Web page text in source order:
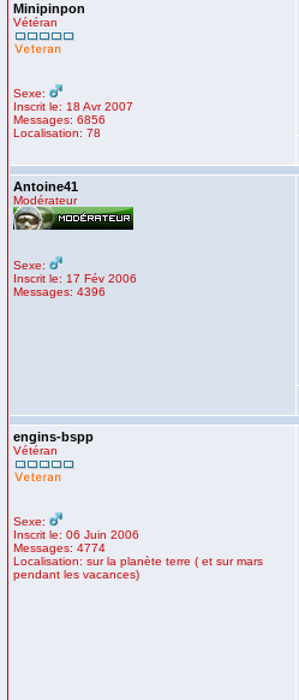
Minipinpon
Vétéran
Sexe:
Inscrit le: 18 Avr 2007
Messages: 6856
Localisation: 78
Antoine41
Modérateur
Sexe:
Inscrit le: 17 Fév 2006
Messages: 4396
engins-bspp
Vétéran
Sexe:
Inscrit le: 06 Juin 2006
Messages: 4774
Localisation: sur la planète terre ( et sur mars
pendant les vacances)